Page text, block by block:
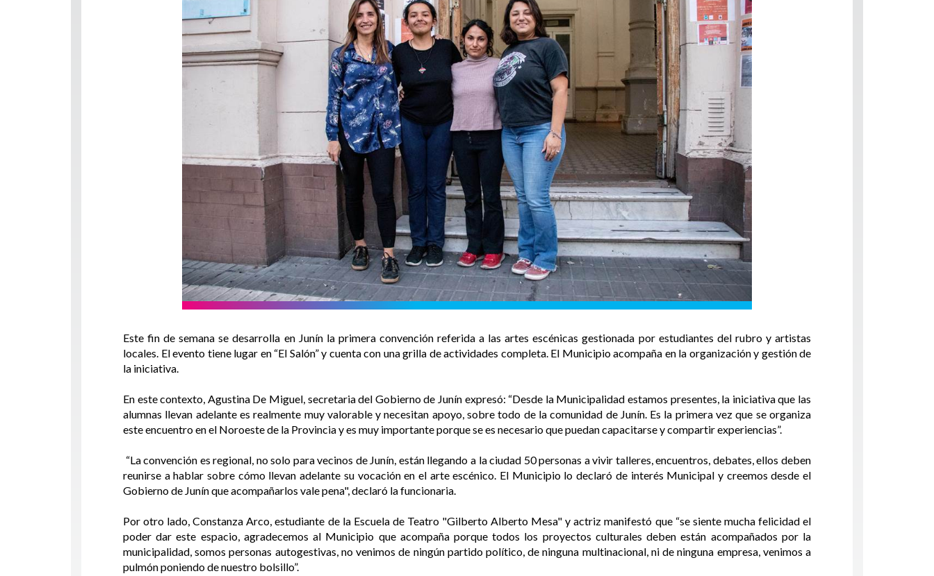
Este fin de semana se desarrolla en Junín la primera convención referida a las artes escénicas gestionada por estudiantes del rubro y artistas
locales. El evento tiene lugar en “El Salón” y cuenta con una grilla de actividades completa. El Municipio acompaña en la organización y gestión de
la iniciativa.
En este contexto, Agustina De Miguel, secretaria del Gobierno de Junín expresó: “Desde la Municipalidad estamos presentes, la iniciativa que las
alumnas llevan adelante es realmente muy valorable y necesitan apoyo, sobre todo de la comunidad de Junín. Es la primera vez que se organiza
este encuentro en el Noroeste de la Provincia y es muy importante porque se es necesario que puedan capacitarse y compartir experiencias”.
“La convención es regional, no solo para vecinos de Junín, están llegando a la ciudad 50 personas a vivir talleres, encuentros, debates, ellos deben
reunirse a hablar sobre cómo llevan adelante su vocación en el arte escénico. El Municipio lo declaró de interés Municipal y creemos desde el
Gobierno de Junín que acompañarlos vale pena", declaró la funcionaria.
Por otro lado, Constanza Arco, estudiante de la Escuela de Teatro "Gilberto Alberto Mesa" y actriz manifestó que “se siente mucha felicidad el
poder dar este espacio, agradecemos al Municipio que acompaña porque todos los proyectos culturales deben están acompañados por la
municipalidad, somos personas autogestivas, no venimos de ningún partido político, de ninguna multinacional, ni de ninguna empresa, venimos a
pulmón poniendo de nuestro bolsillo”.